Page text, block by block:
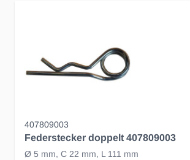
407809003
Federstecker doppelt 407809003
Ø 5 mm, C 22 mm, L 111 mm